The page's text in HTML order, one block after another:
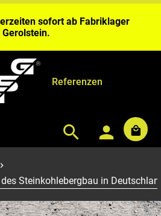
sofort ab Fabriklager
Gerolstein.
ein.
sofort ab Fabriklager
Gerolstein.
Referenzen
Steinkohlebergbau in